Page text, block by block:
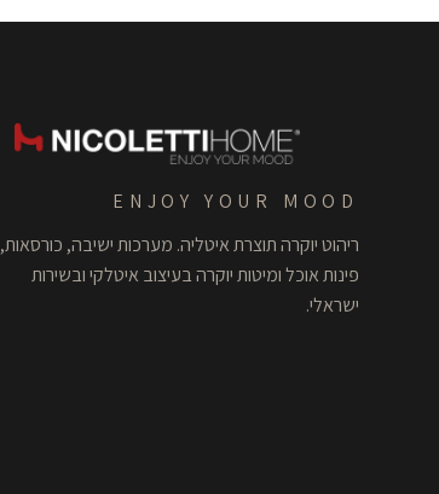
ENJOY YOUR MOOD
ריהוט יוקרה תוצרת איטליה. מערכות ישיבה, כורסאות,
פינות אוכל ומיטות יוקרה בעיצוב איטלקי ובשירות
ישראלי.